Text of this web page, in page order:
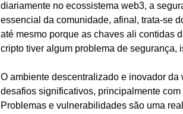
diariamente no ecossistema web3, a
essencial da comunidade, afinal, trata-se
até mesmo porque as chaves ali contidas
cripto tiver algum problema de segurança,
O ambiente descentralizado e inovador
desafios significativos, principalmente
Problemas e vulnerabilidades são uma